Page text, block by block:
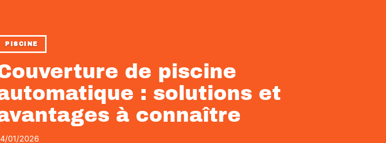
PISCINE
de piscine
: solutions et
à connaître
01/2026